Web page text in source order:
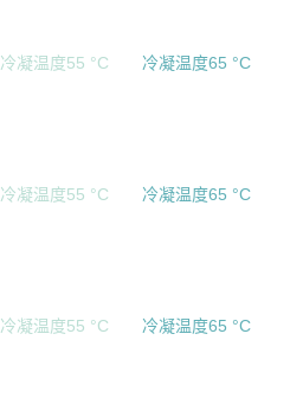
冷凝温度55 °C 冷凝温度65 °C
冷凝温度55 °C 冷凝温度65 °C
冷凝温度55 °C 冷凝温度65 °C